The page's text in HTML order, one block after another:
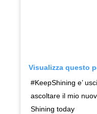
Visualizza questo
#KeepShining e’
ascoltare il mio
Shining today